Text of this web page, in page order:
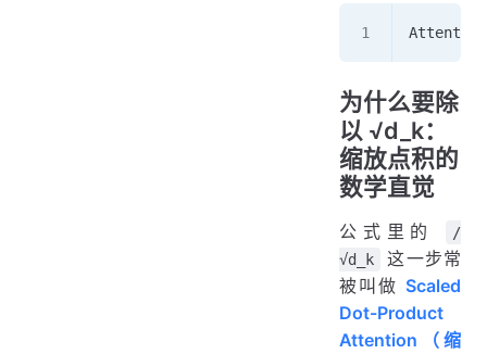
为什么要除
以 √d_k：
缩放点积的
数学直觉
公式里的
/
√d_k
这一步常
被叫做 Scaled
Dot-Product
Attention（缩